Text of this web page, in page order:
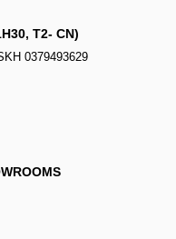
T2- CN)
0379493629